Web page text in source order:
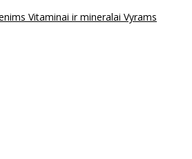
Vitaminai ir mineralai Vyrams